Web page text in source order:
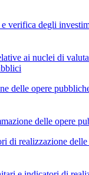
verifica degli
ai nuclei di
delle opere
delle opere
di realizzazione